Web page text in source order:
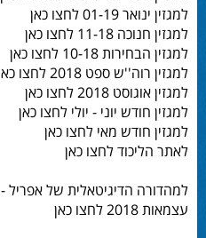
למגזין ינואר 01-19 לחצו כאן
למגזין חנוכה 11-18 לחצו כאן
למגזין הבחירות 10-18 לחצו כאן
למגזין רוה''ש ספט 2018 לחצו כאן
למגזין אוגוסט 2018 לחצו כאן
למגזין חודש יוני - יולי לחצו כאן
למגזין חודש מאי לחצו כאן
לאתר הליכוד לחצו כאן
למהדורה הדיגיטאלית של אפריל -
עצמאות 2018 לחצו כאן